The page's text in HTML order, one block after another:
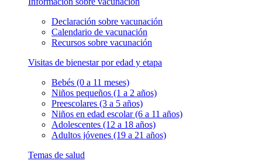
Declaración sobre vacunación
Calendario de vacunación
Recursos sobre vacunación
Visitas de bienestar por edad y etapa
Bebés (0 a 11 meses)
Niños pequeños (1 a 2 años)
Preescolares (3 a 5 años)
Niños en edad escolar (6 a 11 años)
Adolescentes (12 a 18 años)
Adultos jóvenes (19 a 21 años)
Temas de salud